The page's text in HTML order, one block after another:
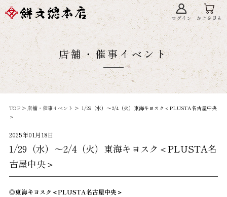
ログイン かごを見る
店舗・催事イベント
TOP > 店舗・催事イベント > 1/29（水）～2/4（火）東海キヨスク＜PLUSTA名古屋中央
＞
2025年01月18日
1/29（水）～2/4（火）東海キヨスク＜PLUSTA名
古屋中央＞
◎東海キヨスク＜PLUSTA名古屋中央＞